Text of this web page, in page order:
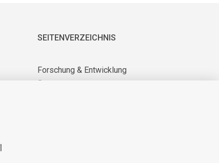
SEITENVERZEICHNIS
Forschung & Entwicklung